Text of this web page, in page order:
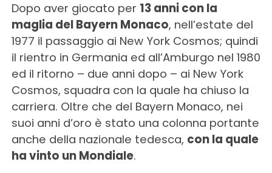
Dopo aver giocato per 13 anni con la
maglia del Bayern Monaco, nell’estate del
1977 il passaggio ai New York Cosmos; quindi
il rientro in Germania ed all’Amburgo nel 1980
ed il ritorno – due anni dopo – ai New York
Cosmos, squadra con la quale ha chiuso la
carriera. Oltre che del Bayern Monaco, nei
suoi anni d’oro è stato una colonna portante
anche della nazionale tedesca, con la quale
ha vinto un Mondiale.